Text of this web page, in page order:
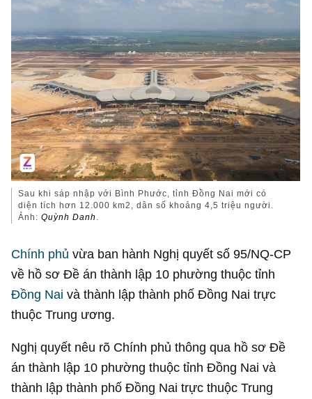
Sau khi sáp nhập với Bình Phước, tỉnh Đồng Nai mới có
diện tích hơn 12.000 km2, dân số khoảng 4,5 triệu người.
Ảnh:Quỳnh Danh .
Chính phủ vừa ban hành Nghị quyết số 95/NQ-CP
về hồ sơ Đề án thành lập 10 phường thuộc tỉnh
Đồng Nai và thành lập thành phố Đồng Nai trực
thuộc Trung ương.
Nghị quyết nêu rõ Chính phủ thông qua hồ sơ Đề
án thành lập 10 phường thuộc tỉnh Đồng Nai và
thành lập thành phố Đồng Nai trực thuộc Trung